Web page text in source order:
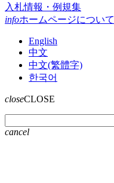
入札情報・例規集
infoホームページについて
English
中文
中文(繁體字)
한국어
closeCLOSE
cancel